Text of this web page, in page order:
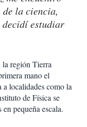
la ciencia,
estudiar
la región Tierra
mano el
localidades como la
de Física se
pequeña escala.